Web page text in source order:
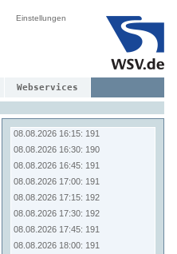
Einstellungen
Webservices
08.08.2026 14:30: 191
08.08.2026 15:30: 191
08.08.2026 15:45: 191
08.08.2026 16:00: 191
08.08.2026 16:15: 191
08.08.2026 16:30: 190
08.08.2026 16:45: 191
08.08.2026 17:00: 191
08.08.2026 17:15: 192
08.08.2026 17:30: 192
08.08.2026 17:45: 191
08.08.2026 18:00: 191